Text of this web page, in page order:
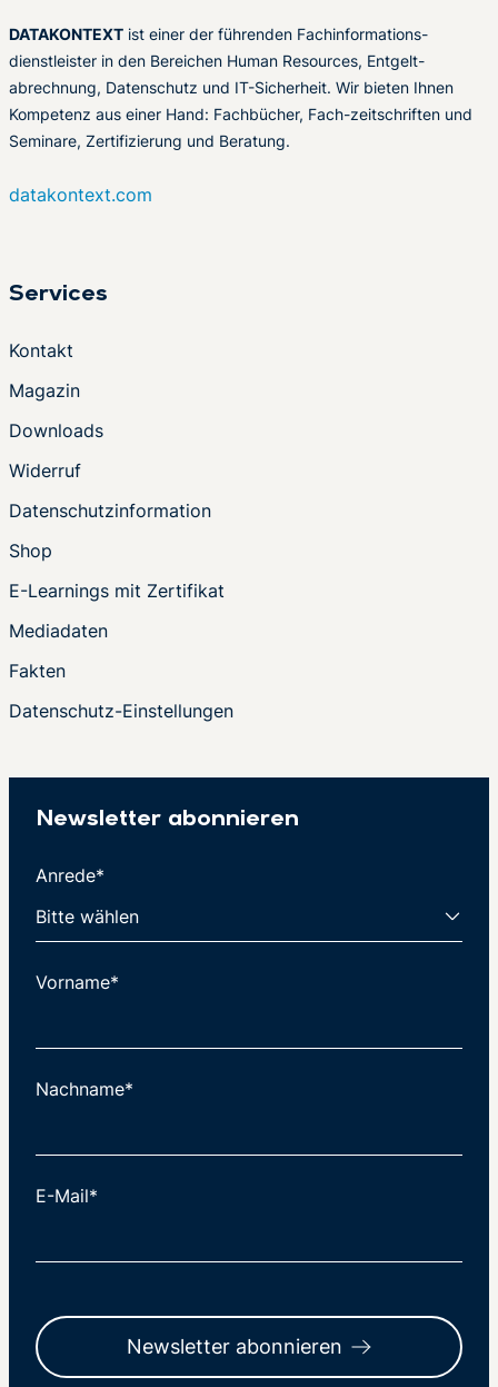
DATAKONTEXT ist einer der führenden Fachinformations-
dienstleister in den Bereichen Human Resources, Entgelt-
abrechnung, Datenschutz und IT-Sicherheit. Wir bieten Ihnen
Kompetenz aus einer Hand: Fachbücher, Fach-zeitschriften und
Seminare, Zertifizierung und Beratung.
datakontext.com
Services
Kontakt
Magazin
Downloads
Widerruf
Datenschutzinformation
Shop
E-Learnings mit Zertifikat
Mediadaten
Fakten
Datenschutz-Einstellungen
Newsletter abonnieren
Anrede*
Vorname*
Nachname*
E-Mail*
Newsletter abonnieren